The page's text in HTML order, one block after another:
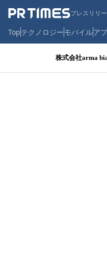
プレスリリ
Topテクノロジーモバイルア
株式会社arma